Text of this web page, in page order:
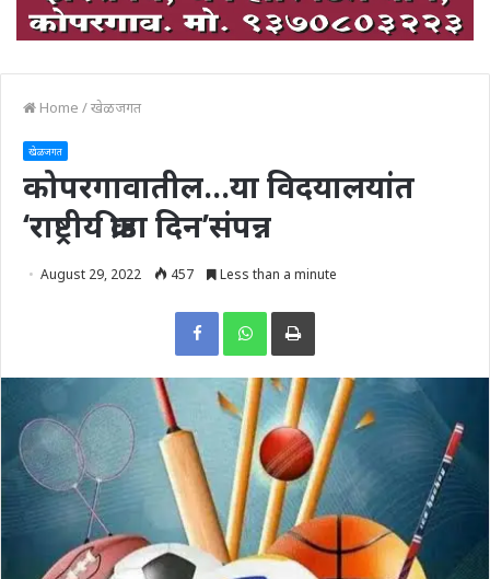
Home /खेळजगत
खेळजगत
कोपरगावातील…या विदयालयांत
‘राष्ट्रीय क्रीडा दिन’संपन्न
August 29, 2022 457 Less than a minute
Print